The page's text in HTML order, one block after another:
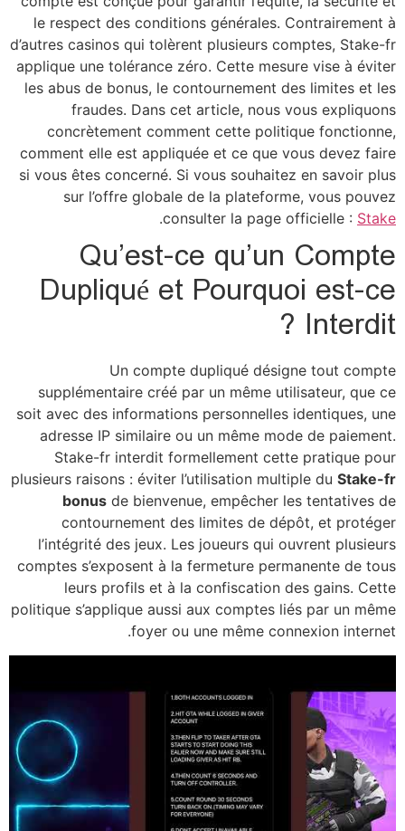
le
d’autres
les
si vous
soit
plusieurs
politique